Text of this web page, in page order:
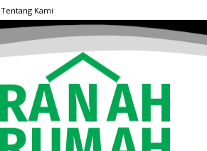
Tentang Kami